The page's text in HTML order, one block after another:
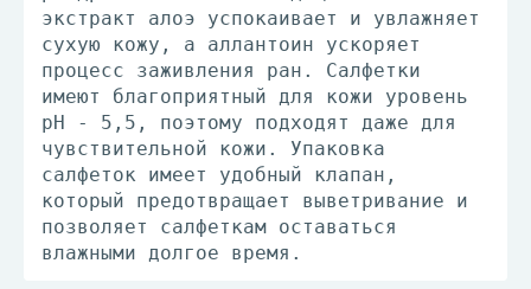
экстракт алоэ успокаивает и увлажняет
сухую кожу, а аллантоин ускоряет
процесс заживления ран. Салфетки
имеют благоприятный для кожи уровень
pH - 5,5, поэтому подходят даже для
чувствительной кожи. Упаковка
салфеток имеет удобный клапан,
который предотвращает выветривание и
позволяет салфеткам оставаться
влажными долгое время.